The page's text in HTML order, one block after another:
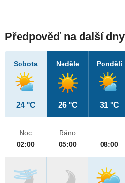
Předpověď na další dny
Sobota
24 °C
Neděle
26 °C
Pondělí
31 °C
Noc
02:00
Ráno
05:00
08:00